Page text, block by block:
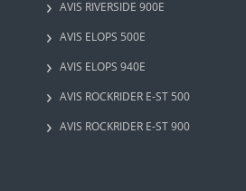
AVIS RIVERSIDE 900E
AVIS ELOPS 500E
AVIS ELOPS 940E
AVIS ROCKRIDER E-ST 500
AVIS ROCKRIDER E-ST 900